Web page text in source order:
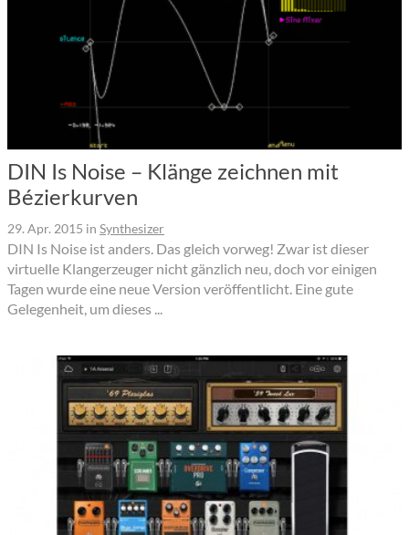
DIN Is Noise – Klänge zeichnen mit
Bézierkurven
29. Apr. 2015 in Synthesizer
DIN Is Noise ist anders. Das gleich vorweg! Zwar ist dieser
virtuelle Klangerzeuger nicht gänzlich neu, doch vor einigen
Tagen wurde eine neue Version veröffentlicht. Eine gute
Gelegenheit, um dieses ...